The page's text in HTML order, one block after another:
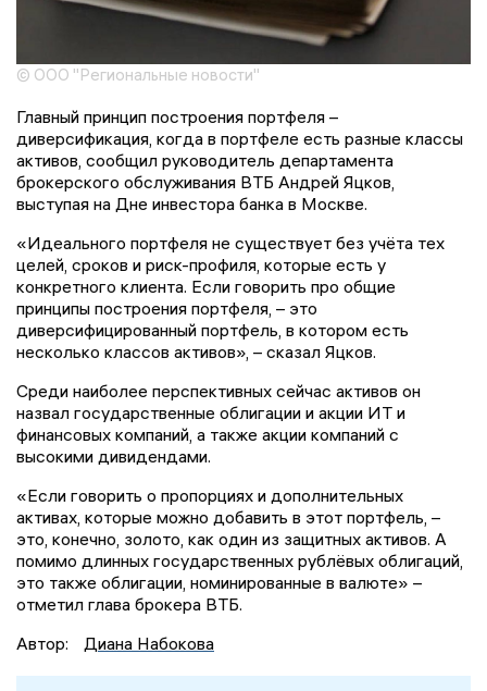
© ООО "Региональные новости"
Главный принцип построения портфеля –
диверсификация, когда в портфеле есть разные классы
активов, сообщил руководитель департамента
брокерского обслуживания ВТБ Андрей Яцков,
выступая на Дне инвестора банка в Москве.
«Идеального портфеля не существует без учёта тех
целей, сроков и риск-профиля, которые есть у
конкретного клиента. Если говорить про общие
принципы построения портфеля, – это
диверсифицированный портфель, в котором есть
несколько классов активов», – сказал Яцков.
Среди наиболее перспективных сейчас активов он
назвал государственные облигации и акции ИТ и
финансовых компаний, а также акции компаний с
высокими дивидендами.
«Если говорить о пропорциях и дополнительных
активах, которые можно добавить в этот портфель, –
это, конечно, золото, как один из защитных активов. А
помимо длинных государственных рублёвых облигаций,
это также облигации, номинированные в валюте» –
отметил глава брокера ВТБ.
Автор:
Диана Набокова